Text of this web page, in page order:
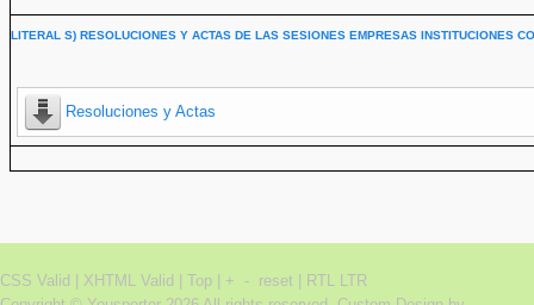
LITERAL S) RESOLUCIONES Y ACTAS DE LAS SESIONES EMPRESAS INSTITUCIONES
Resoluciones y Actas
CSS Valid | XHTML Valid | Top + - reset RTL
LTR